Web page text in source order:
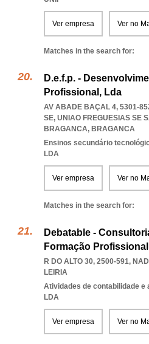
Ver empresa Ver no
Matches in the search for:
D.e.f.p. -
Profissional, Lda
AV ABADE BAÇAL 4, 5301-
SE, UNIAO FREGUESIAS SE
BRAGANCA, BRAGANCA
Ensinos secundário
LDA
Ver empresa Ver no
Matches in the search for:
Debatable -
Formação
R DO ALTO 30, 2500-591,
LEIRIA
Atividades de contabilidade e
LDA
Ver empresa Ver no